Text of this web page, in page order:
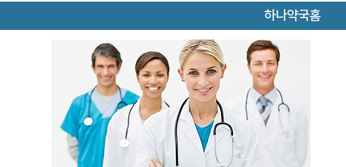
하나약국홈